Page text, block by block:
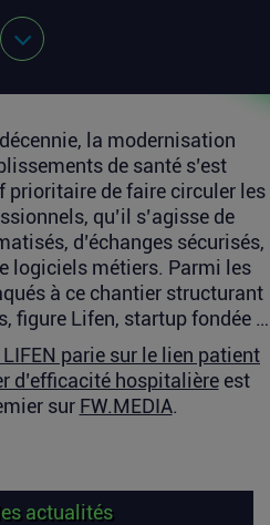
la modernisation
de santé s’est
prioritaire de faire circuler les
qu’il s’agisse de
d’échanges sécurisés,
logiciels métiers. Parmi les
à ce chantier structurant
figure Lifen, startup fondée …
parie sur le lien patient
d’efficacité hospitalièreest
sur FW.MEDIA.
Facebook
actualités